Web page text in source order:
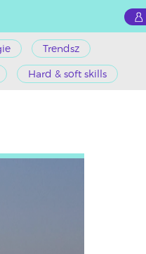
Trendsz
Hard & soft skills